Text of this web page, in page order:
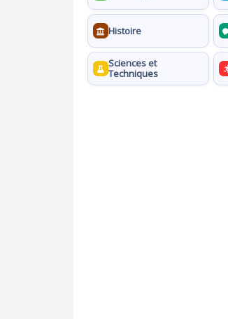
Histoire
Sciences et
Techniques